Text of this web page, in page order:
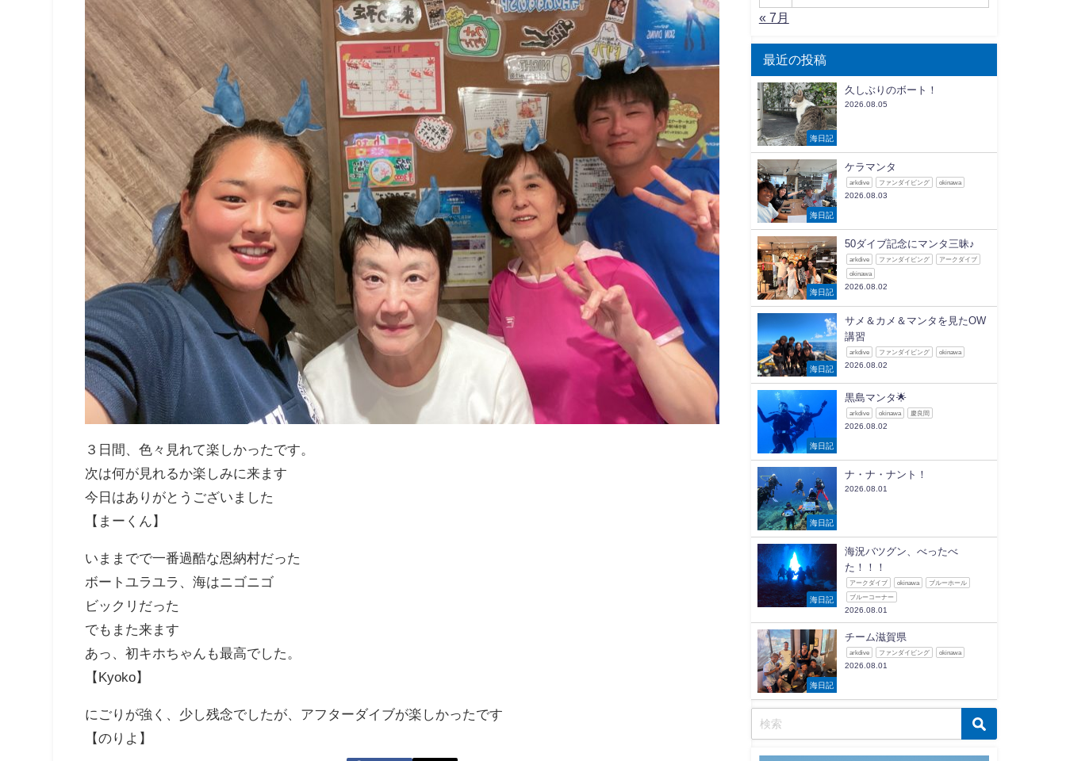
３日間、色々見れて楽しかったです。
次は何が見れるか楽しみに来ます
今日はありがとうございました
【まーくん】
いままでで一番過酷な恩納村だった
ボートユラユラ、海はニゴニゴ
ビックリだった
でもまた来ます
あっ、初キホちゃんも最高でした。
【Kyoko】
にごりが強く、少し残念でしたが、アフターダイブが楽しかったです
【のりよ】
« 7月
最近の投稿
海日記
久しぶりのボート！
2026.08.05
海日記
ケラマンタ
arkdive ファンダイビング okinawa
2026.08.03
海日記
50ダイブ記念にマンタ三昧♪
arkdive ファンダイビング アークダイブ
okinawa
2026.08.02
海日記
サメ＆カメ＆マンタを見たOW
講習
arkdive ファンダイビング okinawa
2026.08.02
海日記
黒島マンタ🌟
arkdive okinawa 慶良間
2026.08.02
海日記
ナ・ナ・ナント！
2026.08.01
海日記
海況バツグン、べったべ
た！！！
アークダイブ okinawa ブルーホール
ブルーコーナー
2026.08.01
海日記
チーム滋賀県
arkdive ファンダイビング okinawa
2026.08.01